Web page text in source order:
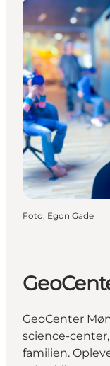
Foto: Egon Gade
GeoCenter
science-
familien.